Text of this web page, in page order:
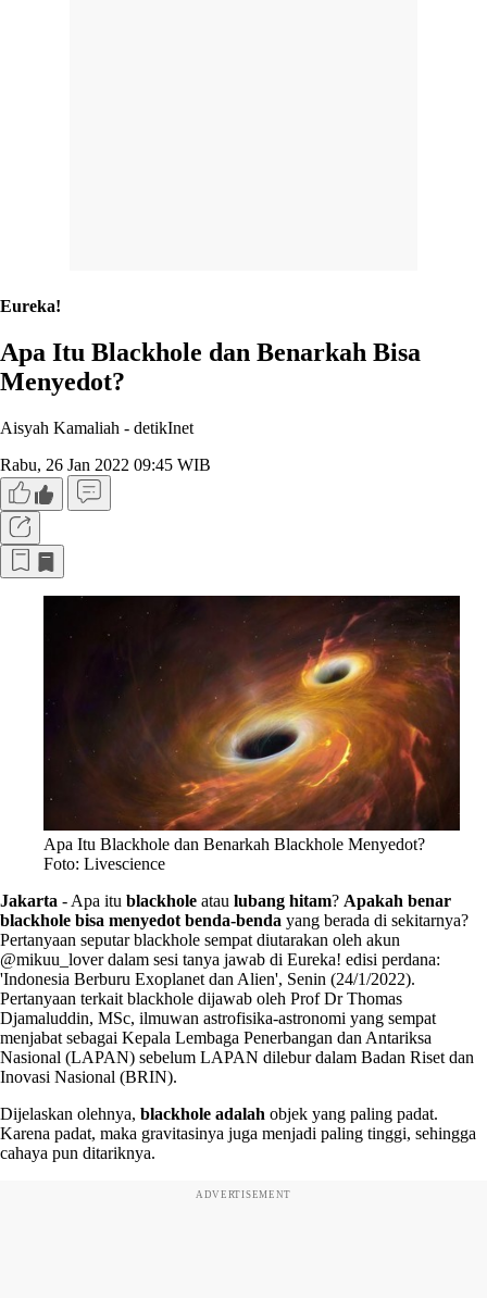
Eureka!
Apa Itu Blackhole dan Benarkah Bisa
Menyedot?
Aisyah Kamaliah - detikInet
Rabu, 26 Jan 2022 09:45 WIB
Apa Itu Blackhole dan Benarkah Blackhole Menyedot?
Foto: Livescience
Jakarta - Apa itu blackhole atau lubang hitam? Apakah benar
blackhole bisa menyedot benda-benda yang berada di sekitarnya?
Pertanyaan seputar blackhole sempat diutarakan oleh akun
@mikuu_lover dalam sesi tanya jawab di Eureka! edisi perdana:
'Indonesia Berburu Exoplanet dan Alien', Senin (24/1/2022).
Pertanyaan terkait blackhole dijawab oleh Prof Dr Thomas
Djamaluddin, MSc, ilmuwan astrofisika-astronomi yang sempat
menjabat sebagai Kepala Lembaga Penerbangan dan Antariksa
Nasional (LAPAN) sebelum LAPAN dilebur dalam Badan Riset dan
Inovasi Nasional (BRIN).
Dijelaskan olehnya, blackhole adalah objek yang paling padat.
Karena padat, maka gravitasinya juga menjadi paling tinggi, sehingga
cahaya pun ditariknya.
ADVERTISEMENT